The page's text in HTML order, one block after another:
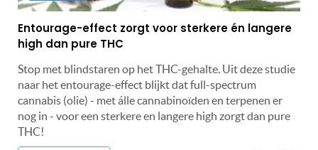
Entourage-effect zorgt voor sterkere én langere
high dan pure THC
Stop met blindstaren op het THC-gehalte. Uit deze studie
naar het entourage-effect blijkt dat full-spectrum
cannabis (olie) - met álle cannabinoïden en terpenen er
nog in - voor een sterkere en langere high zorgt dan pure
THC!